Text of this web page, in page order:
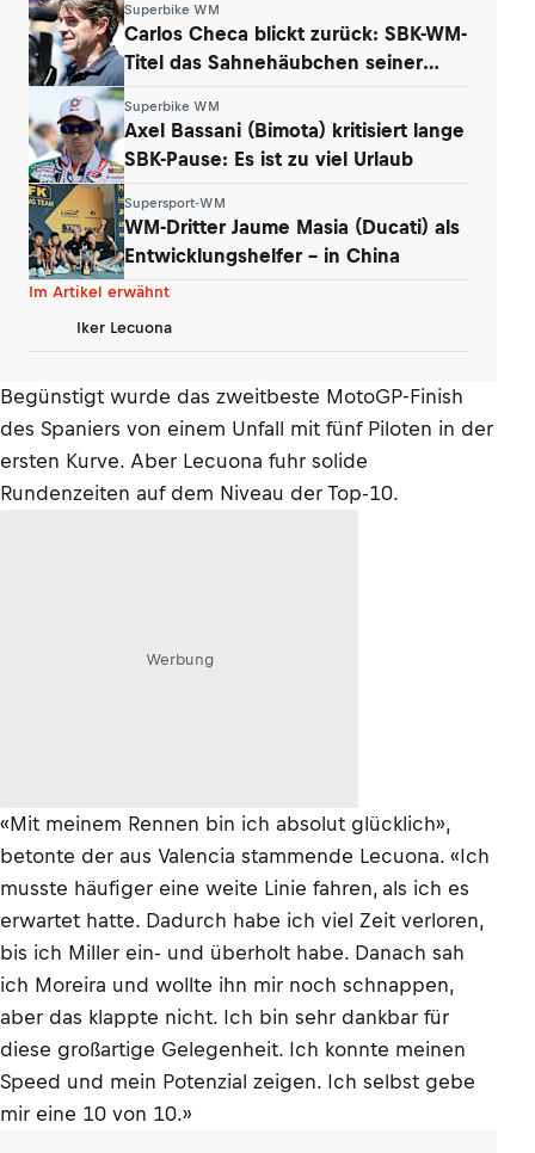
Superbike WM
Carlos Checa blickt zurück: SBK-WM-
Titel das Sahnehäubchen seiner
Superbike WM
Axel Bassani (Bimota) kritisiert lange
SBK-Pause: Es ist zu viel Urlaub
Supersport-WM
WM-Dritter Jaume Masia (Ducati) als
Entwicklungshelfer – in China
Im Artikel erwähnt
Iker Lecuona
Begünstigt wurde das zweitbeste MotoGP-Finish
des Spaniers von einem Unfall mit fünf Piloten in der
ersten Kurve. Aber Lecuona fuhr solide
Rundenzeiten auf dem Niveau der Top-10.
Werbung
«Mit meinem Rennen bin ich absolut glücklich»,
betonte der aus Valencia stammende Lecuona. «Ich
musste häufiger eine weite Linie fahren, als ich es
erwartet hatte. Dadurch habe ich viel Zeit verloren,
bis ich Miller ein- und überholt habe. Danach sah
ich Moreira und wollte ihn mir noch schnappen,
aber das klappte nicht. Ich bin sehr dankbar für
diese großartige Gelegenheit. Ich konnte meinen
Speed und mein Potenzial zeigen. Ich selbst gebe
mir eine 10 von 10.»